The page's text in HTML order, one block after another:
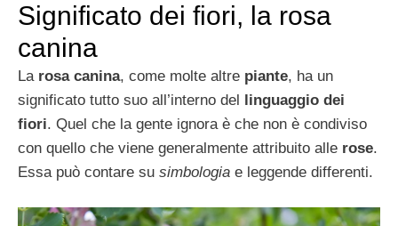
Significato dei fiori, la rosa
canina
Larosa canina, come molte altre piante, ha un
significato tutto suo all’interno del
linguaggio dei
fiori. Quel che la gente ignora è che non è condiviso
con quello che viene generalmente attribuito alle rose.
Essa può contare su simbologia e leggende differenti.